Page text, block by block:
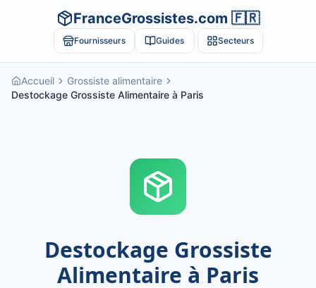
FranceGrossistes.com 🇫🇷
Fournisseurs Guides Secteurs
Accueil
Grossiste alimentaire
Destockage Grossiste Alimentaire à Paris
Destockage Grossiste
Alimentaire à Paris